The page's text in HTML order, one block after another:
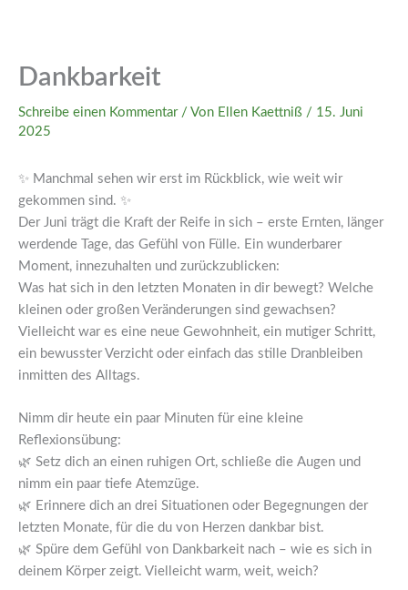
Dankbarkeit
Schreibe einen Kommentar / Von Ellen Kaettniß / 15. Juni
2025
✨ Manchmal sehen wir erst im Rückblick, wie weit wir
gekommen sind. ✨
Der Juni trägt die Kraft der Reife in sich – erste Ernten, länger
werdende Tage, das Gefühl von Fülle. Ein wunderbarer
Moment, innezuhalten und zurückzublicken:
Was hat sich in den letzten Monaten in dir bewegt? Welche
kleinen oder großen Veränderungen sind gewachsen?
Vielleicht war es eine neue Gewohnheit, ein mutiger Schritt,
ein bewusster Verzicht oder einfach das stille Dranbleiben
inmitten des Alltags.
Nimm dir heute ein paar Minuten für eine kleine
Reflexionsübung:
🌿 Setz dich an einen ruhigen Ort, schließe die Augen und
nimm ein paar tiefe Atemzüge.
🌿 Erinnere dich an drei Situationen oder Begegnungen der
letzten Monate, für die du von Herzen dankbar bist.
🌿 Spüre dem Gefühl von Dankbarkeit nach – wie es sich in
deinem Körper zeigt. Vielleicht warm, weit, weich?